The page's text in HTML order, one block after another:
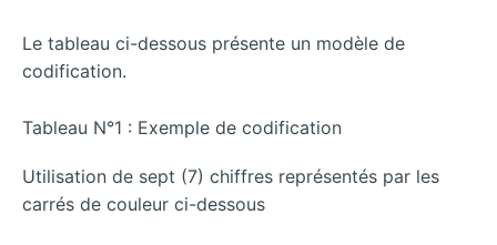
Le tableau ci-dessous présente un modèle de
codification.
Tableau N°1 : Exemple de codification
Utilisation de sept (7) chiffres représentés par les
carrés de couleur ci-dessous